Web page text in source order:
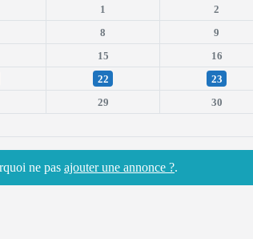
1
2
8
9
15
16
22
23
29
30
ne pas ajouter une annonce ?.